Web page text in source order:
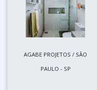
AGABE PROJETOS / SÃO
PAULO - SP